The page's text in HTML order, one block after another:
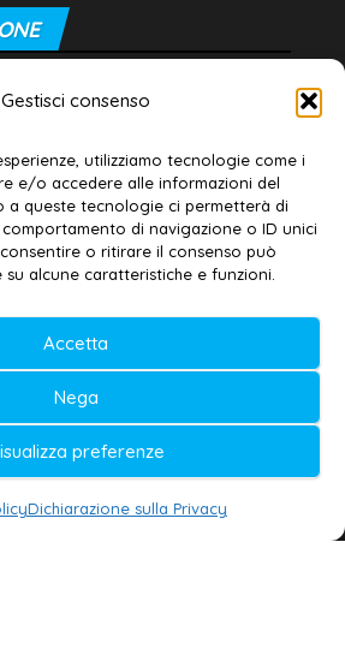
Gestisci consenso
utilizziamo tecnologie come i
e/o accedere alle informazioni del
a queste tecnologie ci permetterà di
di navigazione o ID unici
o ritirare il consenso può
alcune caratteristiche e funzioni.
Accetta
Nega
preferenze
Dichiarazione sulla Privacy
responsabile:
Cookie policy
al n. 11/2020 Registro della
Tribunale di Lecce
direttore responsabile:
G. Masciullo